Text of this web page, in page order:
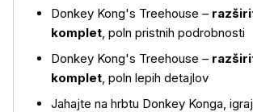
Več o izdelku
Donkey Kong's Treehouse –
komplet, poln pristnih podrobnosti
Donkey Kong's Treehouse –
komplet, poln lepih detajlov
Jahajte na hrbtu Donkey Konga,